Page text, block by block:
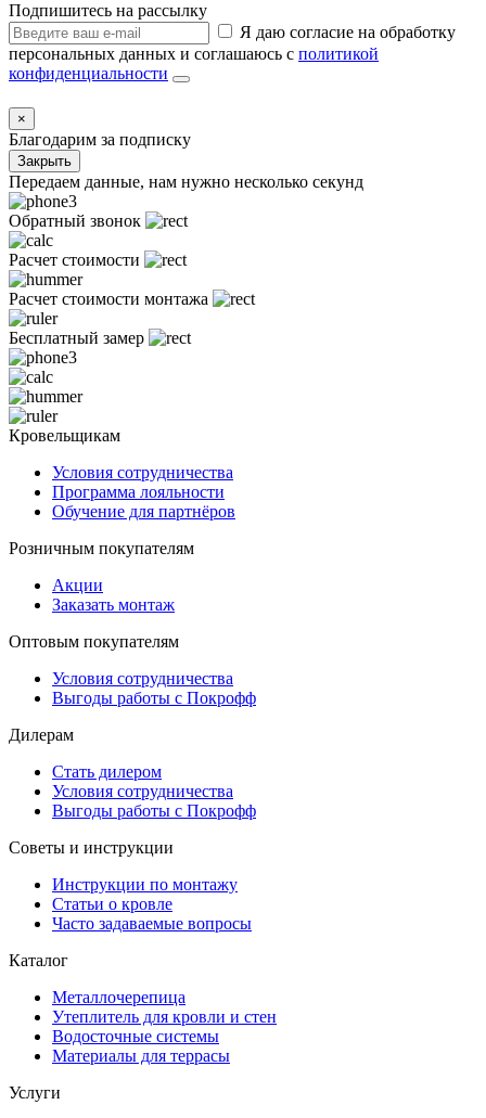
Подпишитесь на рассылку
Я даю согласие на обработку
персональных данных и соглашаюсь с политикой
конфиденциальности
×
Благодарим за подписку
Закрыть
Передаем данные, нам нужно несколько секунд
Обратный звонок
Расчет стоимости
Расчет стоимости монтажа
Бесплатный замер
Кровельщикам
Условия сотрудничества
Программа лояльности
Обучение для партнёров
Розничным покупателям
Акции
Заказать монтаж
Оптовым покупателям
Условия сотрудничества
Выгоды работы с Покрофф
Дилерам
Стать дилером
Условия сотрудничества
Выгоды работы с Покрофф
Советы и инструкции
Инструкции по монтажу
Статьи о кровле
Часто задаваемые вопросы
Каталог
Металлочерепица
Утеплитель для кровли и стен
Водосточные системы
Материалы для террасы
Услуги